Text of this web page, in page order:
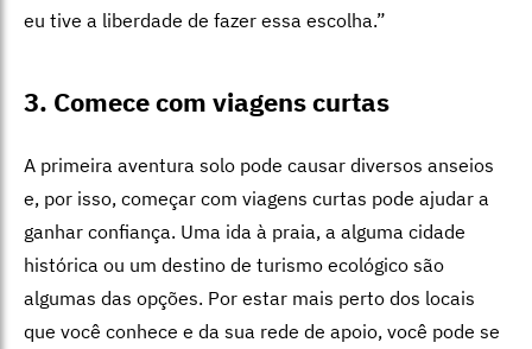
eu tive a liberdade de fazer essa escolha.”
3. Comece com viagens curtas
A primeira aventura solo pode causar diversos anseios
e, por isso, começar com viagens curtas pode ajudar a
ganhar confiança. Uma ida à praia, a alguma cidade
histórica ou um destino de turismo ecológico são
algumas das opções. Por estar mais perto dos locais
que você conhece e da sua rede de apoio, você pode se